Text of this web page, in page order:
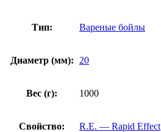
Тип: Вареные бойлы
Диаметр (мм): 20
Вес (г): 1000
Свойство: R.E. — Rapid Effect